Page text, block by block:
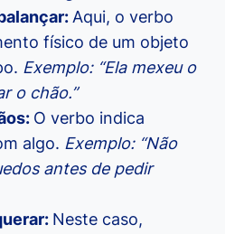
Aqui, o verbo
físico de um objeto
Exemplo: “Ela mexeu o
o chão.”
O verbo indica
algo. Exemplo: “Não
antes de pedir
Neste caso,